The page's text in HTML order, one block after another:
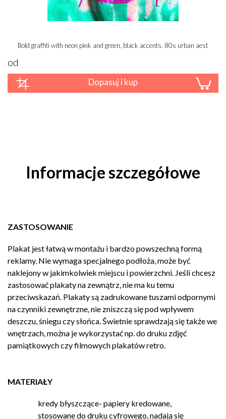
Bold graffiti with neon pink and green, black accents. 80s urban
od
Dopasuj i kup
Informacje szczegółowe
ZASTOSOWANIE
Plakat jest łatwą w montażu i bardzo powszechną formą
reklamy. Nie wymaga specjalnego podłoża, może być
naklejony w jakimkolwiek miejscu i powierzchni. Jeśli chcesz
zastosować plakaty na zewnątrz, nie ma ku temu
przeciwskazań. Plakaty są zadrukowane tuszami odpornymi
na czynniki zewnętrzne, nie zniszczą się pod wpływem
deszczu, śniegu czy słońca. Świetnie sprawdzają się także we
wnętrzach, można je wykorzystać np. do druku zdjęć
pamiątkowych czy filmowych plakatów retro.
MATERIAŁY
kredy błyszczące- papiery kredowane,
stosowane do druku cyfrowego, nadają się